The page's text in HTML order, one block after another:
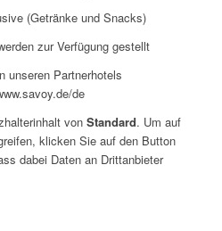
(Getränke und Snacks)
zur Verfügung gestellt
unseren Partnerhotels
de
von Standard. Um auf
klicken Sie auf den Button
dabei Daten an Drittanbieter